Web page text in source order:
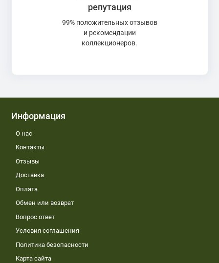
репутация
99% положительных отзывов
и рекомендации
коллекционеров.
Информация
О нас
Контакты
Отзывы
Доставка
Оплата
Обмен или возврат
Вопрос ответ
Условия соглашения
Политика безопасности
Карта сайта